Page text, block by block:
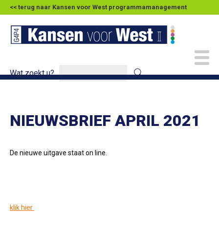
<< terug naar Kansen voor West programmamanagement
Wat zoekt u?
NIEUWSBRIEF APRIL 2021
De nieuwe uitgave staat on line.
klik hier